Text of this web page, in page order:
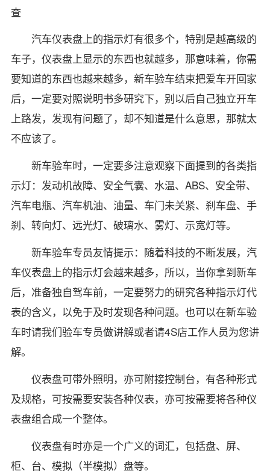
查
汽车仪表盘上的指示灯有很多个，特别是越高级的
车子，仪表盘上显示的东西也就越多，那意味着，你需
要知道的东西也越来越多，新车验车结束把爱车开回家
后，一定要对照说明书多研究下，别以后自己独立开车
上路发，发现有问题了，却不知道是什么意思，那就太
不应该了。
新车验车时，一定要多注意观察下面提到的各类指
示灯：发动机故障、安全气囊、水温、ABS、安全带、
汽车电瓶、汽车机油、油量、车门未关紧、刹车盘、手
刹、转向灯、远光灯、破璃水、雾灯、示宽灯等。
新车验车专员友情提示：随着科技的不断发展，汽
车仪表盘上的指示灯会越来越多，所以，当你拿到新车
后，准备独自驾车前，一定要努力的研究各种指示灯代
表的含义，以免于及时发现各种问题。也可以在新车验
车时请我们验车专员做讲解或者请4S店工作人员为您讲
解。
仪表盘可带外照明，亦可附接控制台，有各种形式
及规格，可按需要安装各种仪表，亦可按需要将各种仪
表盘组合成一个整体。
仪表盘有时亦是一个广义的词汇，包括盘、屏、
柜、台、模拟（半模拟）盘等。